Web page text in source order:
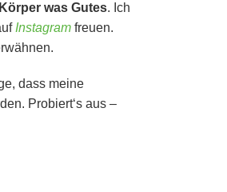
was Gutes. Ich
Instagram freuen.
dass meine
Probiert‘s aus –